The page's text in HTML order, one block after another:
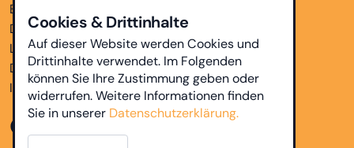
Bankverbindungen
Downloads
Links
Datenschutz
Impressum
Cookies & Drittinhalte
Auf dieser Website werden Cookies und
Drittinhalte verwendet. Im Folgenden
können Sie Ihre Zustimmung geben oder
widerrufen. Weitere Informationen finden
Sie in unserer Datenschutzerklärung.